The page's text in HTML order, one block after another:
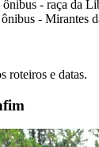
- raça da
- Mirantes
roteiros e datas.